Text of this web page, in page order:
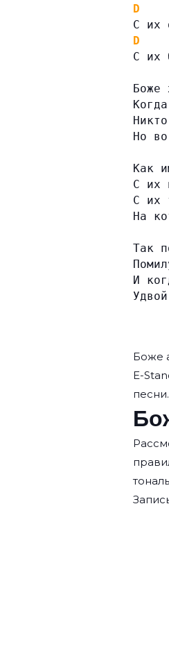
D
С их
D
С их
Боже
Но
Как
С их
С их
На
Так
И
Боже
E-
песни.